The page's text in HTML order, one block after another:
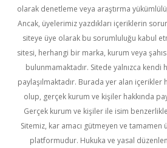
olarak denetleme veya araştırma
Ancak, üyelerimiz yazdıkları içeriklerin
siteye üye olarak bu sorumluluğu kabul
sitesi, herhangi bir marka, kurum veya
bulunmamaktadır. Sitede yalnızca kendi
paylaşılmaktadır. Burada yer alan içerikler
olup, gerçek kurum ve kişiler hakkında
Gerçek kurum ve kişiler ile isim
Sitemiz, kar amacı gütmeyen ve tamamen
platformudur. Hukuka ve yasal